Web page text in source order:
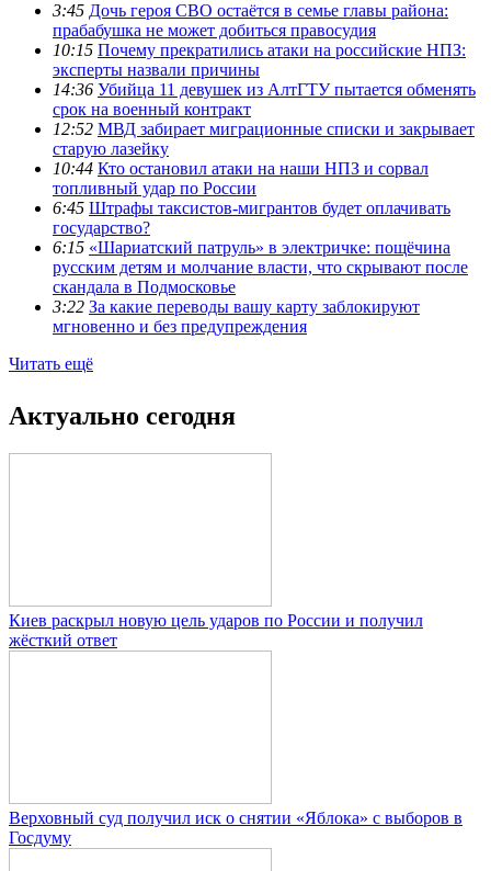
3:45 Дочь героя СВО остаётся в семье главы района:
прабабушка не может добиться правосудия
10:15 Почему прекратились атаки на российские НПЗ:
эксперты назвали причины
14:36 Убийца 11 девушек из АлтГТУ пытается обменять
срок на военный контракт
12:52 МВД забирает миграционные списки и закрывает
старую лазейку
10:44 Кто остановил атаки на наши НПЗ и сорвал
топливный удар по России
6:45 Штрафы таксистов-мигрантов будет оплачивать
государство?
6:15 «Шариатский патруль» в электричке: пощёчина
русским детям и молчание власти, что скрывают после
скандала в Подмосковье
3:22 За какие переводы вашу карту заблокируют
мгновенно и без предупреждения
Читать ещё
Актуально сегодня
Киев раскрыл новую цель ударов по России и получил
жёсткий ответ
Верховный суд получил иск о снятии «Яблока» с выборов в
Госдуму